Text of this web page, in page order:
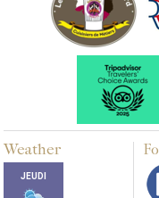
Weather